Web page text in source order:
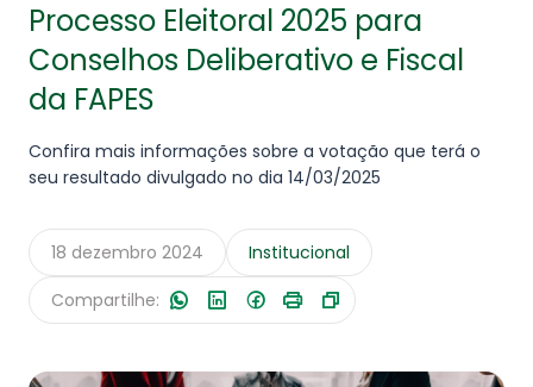
Previdência
Portal de Serviços
Processo Eleitoral 2025 para
Conselhos Deliberativo e Fiscal
da FAPES
Confira mais informações sobre a votação que terá o
seu resultado divulgado no dia 14/03/2025
18 dezembro 2024
Institucional
Compartilhe: